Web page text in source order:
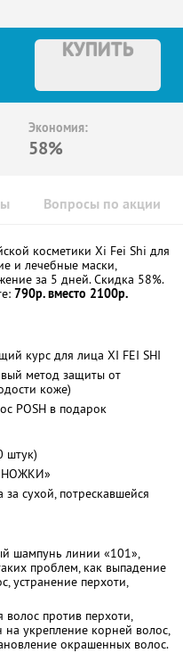
КУПИТЬ
Экономия:
58%
Вопросы по акции
косметики Хi Fei Shi для
и лечебные маски,
за 5 дней. Скидка 58%.
790р. вместо 2100р.
курс для лица XI FEI SHI
метод защиты от
коже)
POSH в подарок
штук)
НОЖКИ»
сухой, потрескавшейся
шампунь линии «101»,
проблем, как выпадение
устранение перхоти,
против перхоти,
укрепление корней волос,
окрашенных волос.